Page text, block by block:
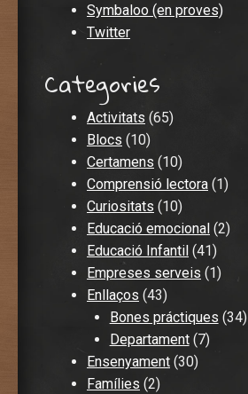
Symbaloo (en proves)
Twitter
Categories
Activitats (65)
Blocs (10)
Certamens (10)
Comprensió lectora (1)
Curiositats (10)
Educació emocional (2)
Educació Infantil (41)
Empreses serveis (1)
Enllaços (43)
Bones práctiques (34)
Departament(7)
Ensenyament (30)
Famílies (2)